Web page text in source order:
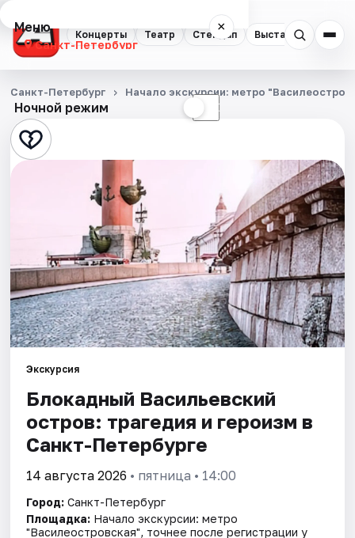
Концерты Театр Стендап Выставки
Меню ×
Санкт-Петербург
Концерты
Театр
Стендап
Экскурсии
Спорт
События
Города
Площадки
Артисты
Рейтинги
Ночной режим ☾
Санкт-Петербург Начало экскурсии: метро
Экскурсия
Блокадный Васильевский
остров: трагедия и героизм в
Санкт-Петербурге
14 августа 2026 • пятница • 14:00
Город: Санкт-Петербург
Площадка: Начало экскурсии: метро
"Василеостровская", точнее после регистрации у